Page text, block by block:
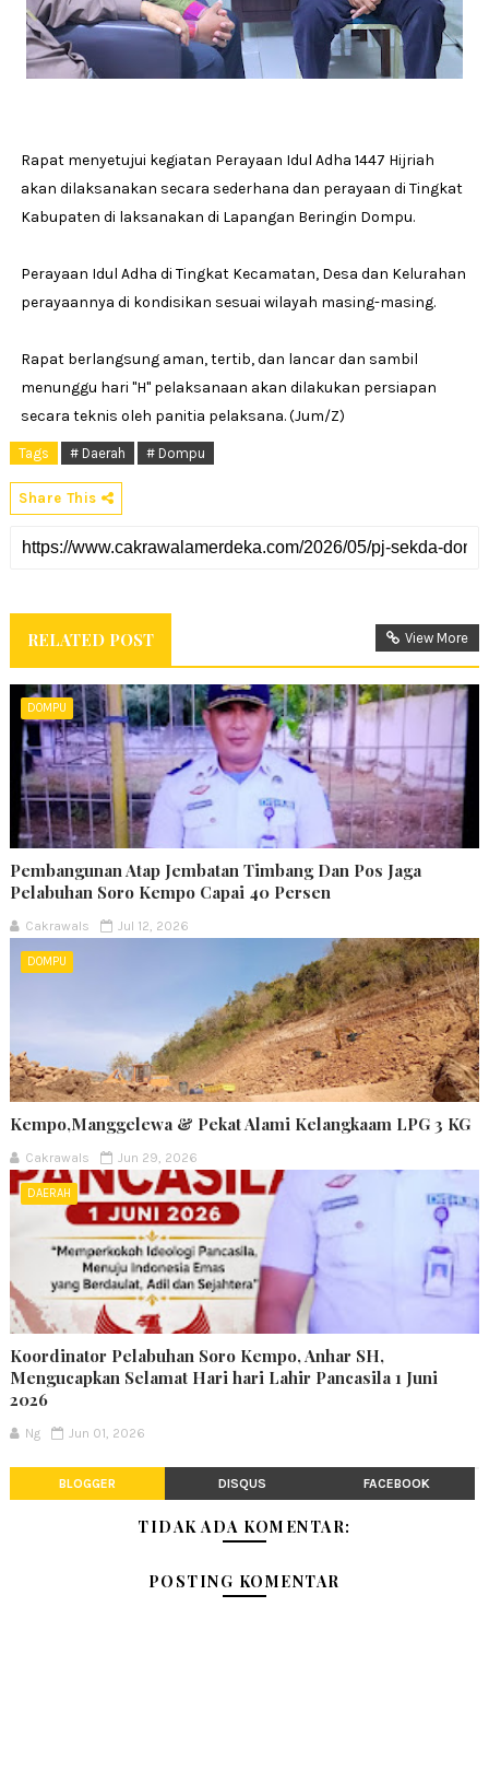
Rapat menyetujui kegiatan Perayaan Idul Adha 1447 Hijriah
akan dilaksanakan secara sederhana dan perayaan di Tingkat
Kabupaten di laksanakan di Lapangan Beringin Dompu.
Perayaan Idul Adha di Tingkat Kecamatan, Desa dan Kelurahan
perayaannya di kondisikan sesuai wilayah masing-masing.
Rapat berlangsung aman, tertib, dan lancar dan sambil
menunggu hari "H" pelaksanaan akan dilakukan persiapan
secara teknis oleh panitia pelaksana. (Jum/Z)
Tags # Daerah # Dompu
Share This
RELATED POST View More
DOMPU
Pembangunan Atap Jembatan Timbang Dan Pos Jaga
Pelabuhan Soro Kempo Capai 40 Persen
Cakrawals Jul 12, 2026
DOMPU
Kempo,Manggelewa & Pekat Alami Kelangkaam LPG 3 KG
Cakrawals Jun 29, 2026
DAERAH
Koordinator Pelabuhan Soro Kempo, Anhar SH,
Mengucapkan Selamat Hari hari Lahir Pancasila 1 Juni
2026
Ng Jun 01, 2026
BLOGGER DISQUS FACEBOOK
TIDAK ADA KOMENTAR:
POSTING KOMENTAR